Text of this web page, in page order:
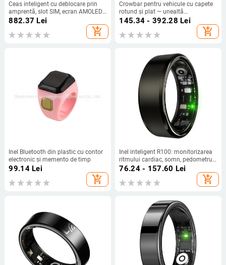
Ceas inteligent cu deblocare prin
amprentă, slot SIM, ecran AMOLED,
detecție saturație oxigen din sânge,
882.37 Lei
add_shopping_cart
Crowbar pentru vehicule cu capete
rotund și plat — unealtă
multifuncțională de susținere
145.34 - 392.28 Lei
add_shopping_cart
Inel Bluetooth din plastic cu contor
electronic și memento de timp
99.14Lei
add_shopping_cart
Inel inteligent R100: monitorizarea
ritmului cardiac, somn, pedometru,
moduri multiple de sport,
76.24 - 157.60 Lei
add_shopping_cart